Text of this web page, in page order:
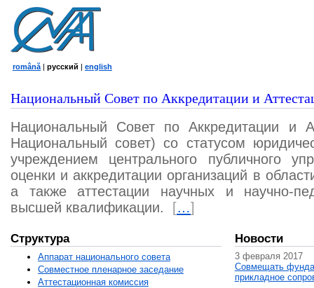
română | русский | english
Национальный Совет по Аккредитации и
Национальный Совет по Аккредитации и
Национальный совет) со статусом
учреждением центрального публичного
оценки и аккредитации организаций в
а также аттестации научных и научно-
высшей квалификации.
[…]
Структура
Аппарат национального совета
Совместное пленарное заседание
Аттестационная комисcия
Новости
3 февраля 2017
Совмещать
прикладное